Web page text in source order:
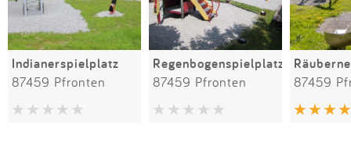
Indianerspielplatz
87459 Pfronten
Regenbogenspielplatz
87459 Pfronten 87459